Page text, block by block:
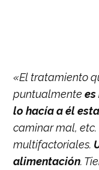
«El tratamiento
puntualmente
lo hacía a él
caminar mal,
multifactoriales.
alimentación.